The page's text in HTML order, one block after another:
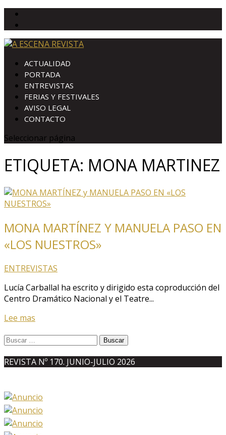
ACTUALIDAD
PORTADA
ENTREVISTAS
FERIAS Y FESTIVALES
AVISO LEGAL
CONTACTO
Seleccionar página
ETIQUETA: MONA MARTINEZ
MONA MARTÍNEZ Y MANUELA PASO EN
«LOS NUESTROS»
ENTREVISTAS
Lucía Carballal ha escrito y dirigido esta coproducción del
Centro Dramático Nacional y el Teatre...
Lee mas
Buscar:
REVISTA Nº 170. JUNIO-JULIO 2026